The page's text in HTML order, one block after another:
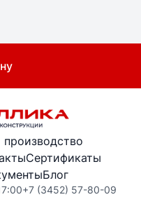
производство
Сертификаты
Блог
+7 (3452) 57-80-09